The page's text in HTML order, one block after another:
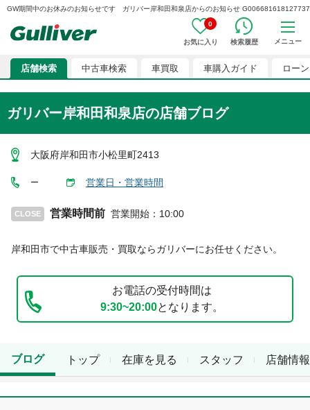
GW期間中のお休みのお知らせです ガリバー岸和田和泉店からのお知らせ
0
お気に入り 検索履歴 メニュー
店舗検索 中古車検索 車買取 車購入ガイド ローン
ガリバー岸和田和泉店の店舗ブログ
大阪府岸和田市小松里町2413
ー 営業日・営業時間
CLOSE 営業時間前 営業開始 ： 10:00
岸和田市で中古車販売・買取ならガリバーにお任せください。
お電話の受付時間は
9:30~20:00となります。
トップ 在庫を見る スタッフ 店舗情報
ブログ